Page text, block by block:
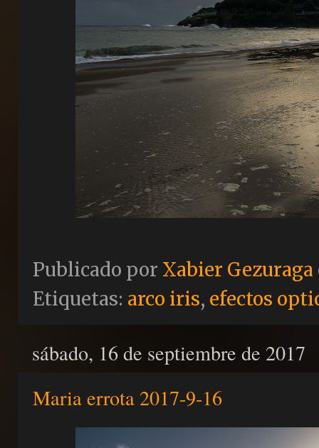
Publicado por Xabier Gezuraga
Etiquetas: arco iris, efectos
sábado, 16 de septiembre de 2017
Maria errota 2017-9-16